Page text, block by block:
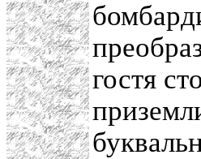
гостя